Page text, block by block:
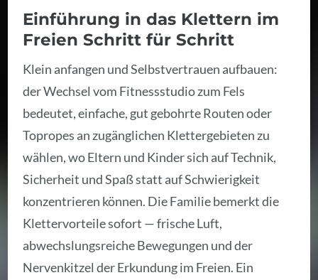
Einführung in das Klettern im
Freien Schritt für Schritt
Klein anfangen und Selbstvertrauen aufbauen:
der Wechsel vom Fitnessstudio zum Fels
bedeutet, einfache, gut gebohrte Routen oder
Topropes an zugänglichen Klettergebieten zu
wählen, wo Eltern und Kinder sich auf Technik,
Sicherheit und Spaß statt auf Schwierigkeit
konzentrieren können. Die Familie bemerkt die
Klettervorteile sofort — frische Luft,
abwechslungsreiche Bewegungen und der
Nervenkitzel der Erkundung im Freien. Ein